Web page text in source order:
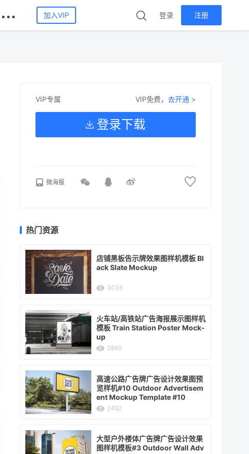
加入VIP 登录 注册
VIP专属 VIP免费，去开通 >
登录下载
微海报
热门资源
店铺黑板告示牌效果图样机模板 Bl
ack Slate Mockup
3036
火车站/高铁站广告海报展示图样机
模板 Train Station Poster Mock-
up
2840
高速公路广告牌广告设计效果图预
览样机#10 Outdoor Advertisem
ent Mockup Template #10
2492
大型户外楼体广告牌广告设计效果
图样机模板#3 Outdoor Wall Adv